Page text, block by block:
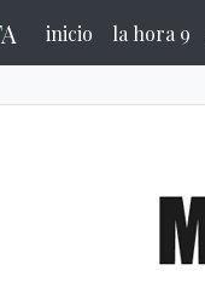
inicio la hora 9